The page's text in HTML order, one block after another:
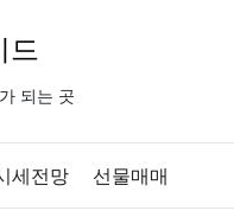
드
되는 곳
세전망 선물매매